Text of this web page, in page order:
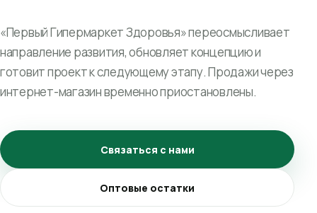
«Первый Гипермаркет Здоровья» переосмысливает
направление развития, обновляет концепцию и
готовит проект к следующему этапу. Продажи через
интернет-магазин временно приостановлены.
Связаться с нами
Оптовые остатки